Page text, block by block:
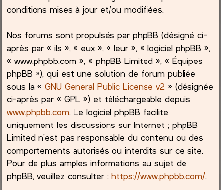
conditions mises à jour et/ou modifiées.
Nos forums sont propulsés par phpBB (désigné ci-
après par « ils », « eux », « leur », « logiciel phpBB »,
« www.phpbb.com », « phpBB Limited », « Équipes
phpBB »), qui est une solution de forum publiée
sous la «GNU General Public License v2 » (désignée
ci-après par « GPL ») et téléchargeable depuis
www.phpbb.com. Le logiciel phpBB facilite
uniquement les discussions sur Internet ; phpBB
Limited n’est pas responsable du contenu ou des
comportements autorisés ou interdits sur ce site.
Pour de plus amples informations au sujet de
phpBB, veuillez consulter :https://www.phpbb.com/.